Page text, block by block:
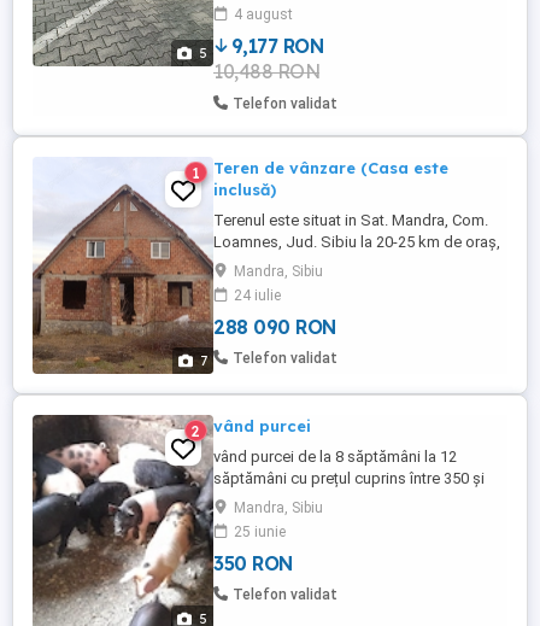
5
,oglinzi încălzite,parbriz încălzit, cutie
manuala 5+1,cauciucuri ...
4 august
9,177 RON
10,488 RON
Telefon validat
7
1
Teren de vânzare (Casa este
inclusă)
Terenul este situat in Sat. Mandra, Com.
Loamnes, Jud. Sibiu la 20-25 km de oraș,
si aproape de Ocna Sibiului unde se afla
si stațiunea balneară Ocna. Terenul este
intravilan are 2541mp, are acces la drum,
si la utilități, se vinde cu tot cu casa
construită pe el, pentru mai multe detalii
Mandra, Sibiu
24 iulie
288 090 RON
Telefon validat
5
2 vând purcei
vând purcei de la 8 săptămâni la 12
săptămâni cu prețul cuprins între 350 și
500 de lei se poate asigura transport
contra cost.
Mandra, Sibiu
25 iunie
350 RON
Telefon validat